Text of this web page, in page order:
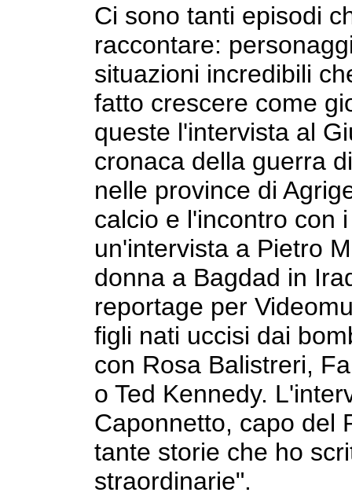
Ci sono tanti episodi
raccontare:
situazioni incredibili
fatto crescere come
queste l'intervista al
cronaca della guerra
nelle province di
calcio e l'incontro con
un'intervista a Pietro
donna a Bagdad in
reportage per
figli nati uccisi dai
con Rosa Balistreri,
o Ted Kennedy.
Caponnetto, capo del
tante storie che ho
straordinarie".